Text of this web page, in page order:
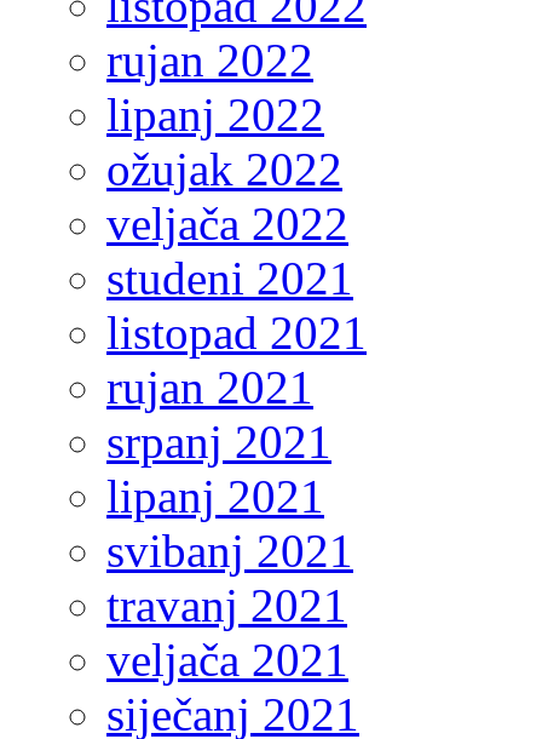
rujan 2022
lipanj 2022
ožujak 2022
veljača 2022
studeni 2021
listopad 2021
rujan 2021
srpanj 2021
lipanj 2021
svibanj 2021
travanj 2021
veljača 2021
siječanj 2021